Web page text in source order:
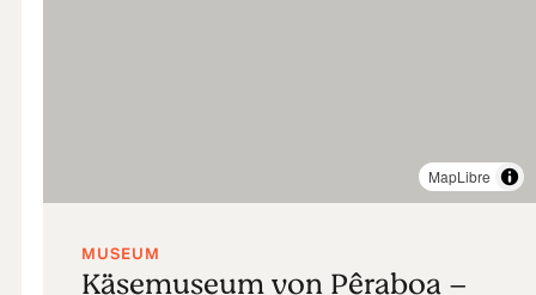
MUSEUM
Käsemuseum von Pêraboa –
MapLibre